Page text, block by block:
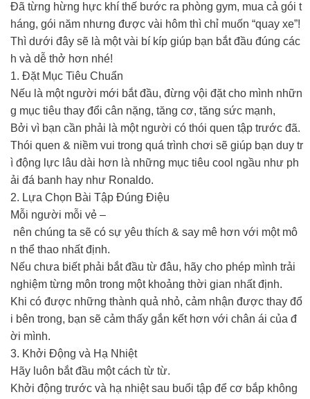
Đã từng hừng hực khí thế bước ra phòng gym, mua cả gói t
háng, gói năm nhưng được vài hôm thì chỉ muốn “quay xe”!
Thì dưới đây sẽ là một vài bí kíp giúp bạn bắt đầu đúng các
h và dễ thở hơn nhé!
1. Đặt Mục Tiêu Chuẩn
Nếu là một người mới bắt đầu, đừng vội đặt cho mình nhữn
g mục tiêu thay đổi cân nặng, tăng cơ, tăng sức mạnh,
Bởi vì bạn cần phải là một người có thói quen tập trước đã.
Thói quen & niềm vui trong quá trình chơi sẽ giúp bạn duy tr
ì động lực lâu dài hơn là những mục tiêu cool ngầu như ph
ải đá banh hay như Ronaldo.
2. Lựa Chọn Bài Tập Đúng Điệu
Mỗi người mỗi vẻ –
nên chúng ta sẽ có sự yêu thích & say mê hơn với một mô
n thể thao nhất định.
Nếu chưa biết phải bắt đầu từ đâu, hãy cho phép mình trải
nghiệm từng môn trong một khoảng thời gian nhất định.
Khi có được những thành quả nhỏ, cảm nhận được thay đổ
i bên trong, bạn sẽ cảm thấy gắn kết hơn với chân ái của đ
ời mình.
3. Khởi Động và Hạ Nhiệt
Hãy luôn bắt đầu một cách từ từ.
Khởi động trước và hạ nhiệt sau buổi tập để cơ bắp không